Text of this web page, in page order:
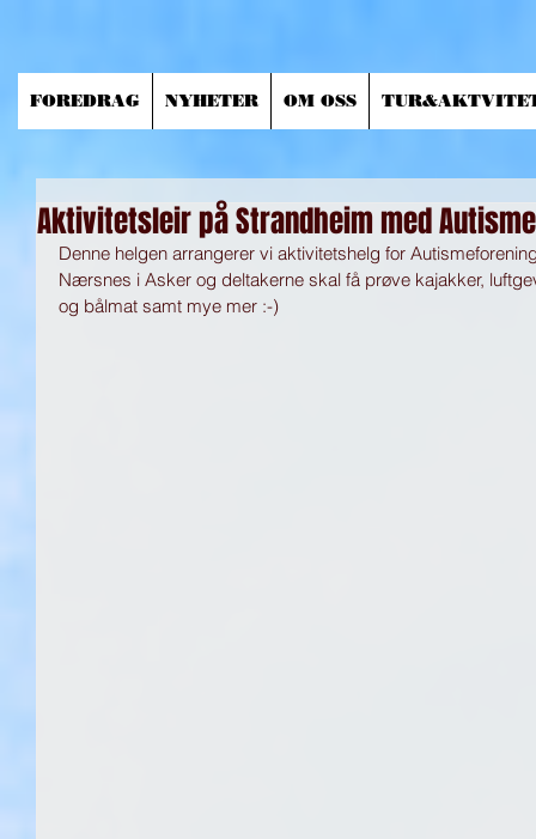
FOREDRAG NYHETER OM OSS
Aktivitetsleir på Strandheim med
Denne helgen arrangerer vi aktivitetshelg for
Nærsnes i Asker og deltakerne skal få prøve kajakker,
og bålmat samt mye mer :-)